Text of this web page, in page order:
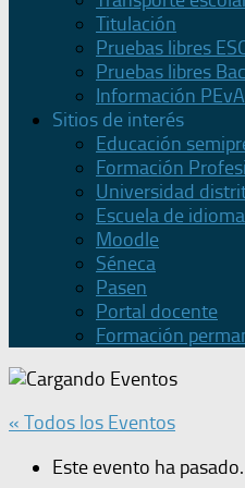
Titulación
Pruebas libres
Pruebas libres
Información
Sitios de interés
Educación
Formación
Universidad
Escuela de
Moodle
Séneca
Pasen
Portal docente
Formación
« Todos los Eventos
Este evento ha pasado.